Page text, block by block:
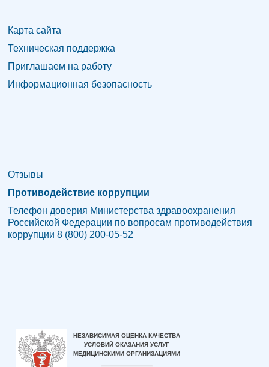
m
l
a
s
s
l
Карта сайта
Техническая поддержка
Приглашаем на работу
Информационная безопасность
Отзывы
Противодействие коррупции
Телефон доверия Министерства здравоохранения
Российской Федерации по вопросам противодействия
коррупции 8 (800) 200-05-52